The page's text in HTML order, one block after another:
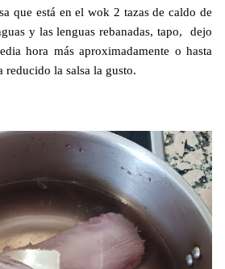
que está en el wok 2 tazas de caldo de
y las lenguas rebanadas, tapo, dejo
hora más aproximadamente o hasta
reducido la salsa la gusto.